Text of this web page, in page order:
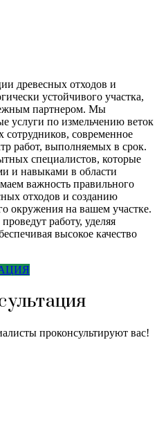
древесных отходов и
устойчивого участка,
партнером. Мы
услуги по измельчению веток
современное
работ, выполняемых в срок.
специалистов, которые
и навыками в области
важность правильного
отходов и созданию
окружения на вашем участке.
работу, уделяя
высокое качество
проконсультируют вас!